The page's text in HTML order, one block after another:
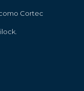
Cortec